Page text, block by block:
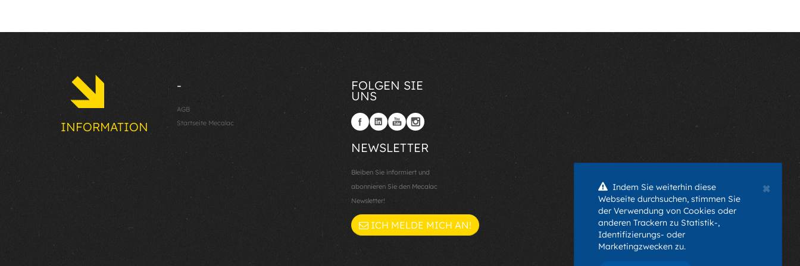
INFORMATION
-
AGB
Startseite Mecalac
FOLGEN SIE
UNS
NEWSLETTER
Bleiben Sie informiert und
abonnieren Sie den Mecalac
Newsletter!
ICH MELDE MICH AN!
×
Indem Sie weiterhin diese
Webseite durchsuchen, stimmen Sie
der Verwendung von Cookies oder
anderen Trackern zu Statistik-,
Identifizierungs- oder
Marketingzwecken zu.